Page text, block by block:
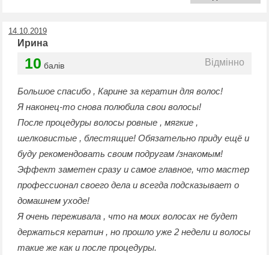
14.10.2019
Ирина
10 балів Відмінно
Большое спасибо , Карине за кератин для волос!
Я наконец-то снова полюбила свои волосы!
После процедуры волосы ровные , мягкие ,
шелковистые , блестящие! Обязательно приду ещё и
буду рекомендовать своим подругам /знакомым!
Эффект заметен сразу и самое главное, что мастер
профессионал своего дела и всегда подсказывает о
домашнем уходе!
Я очень переживала , что на моих волосах не будет
держаться кератин , но прошло уже 2 недели и волосы
такие же как и после процедуры.